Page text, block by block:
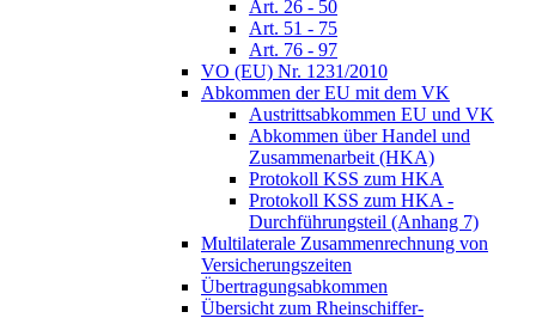
Art. 26 - 50
Art. 51 - 75
Art. 76 - 97
VO (EU) Nr. 1231/2010
Abkommen der EU mit dem VK
Austrittsabkommen EU und VK
Abkommen über Handel und
Zusammenarbeit (HKA)
Protokoll KSS zum HKA
Protokoll KSS zum HKA -
Durchführungsteil (Anhang 7)
Multilaterale Zusammenrechnung von
Versicherungszeiten
Übertragungsabkommen
Übersicht zum Rheinschiffer-